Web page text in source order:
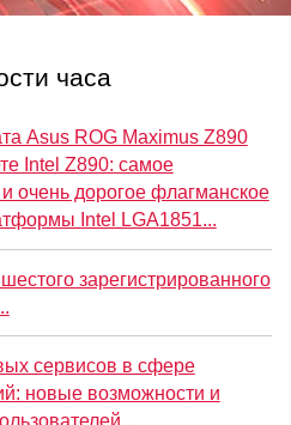
часа
Asus ROG Maximus Z890
Intel Z890: самое
очень дорогое флагманское
Intel LGA1851...
зарегистрированного
сервисов в сфере
новые возможности и